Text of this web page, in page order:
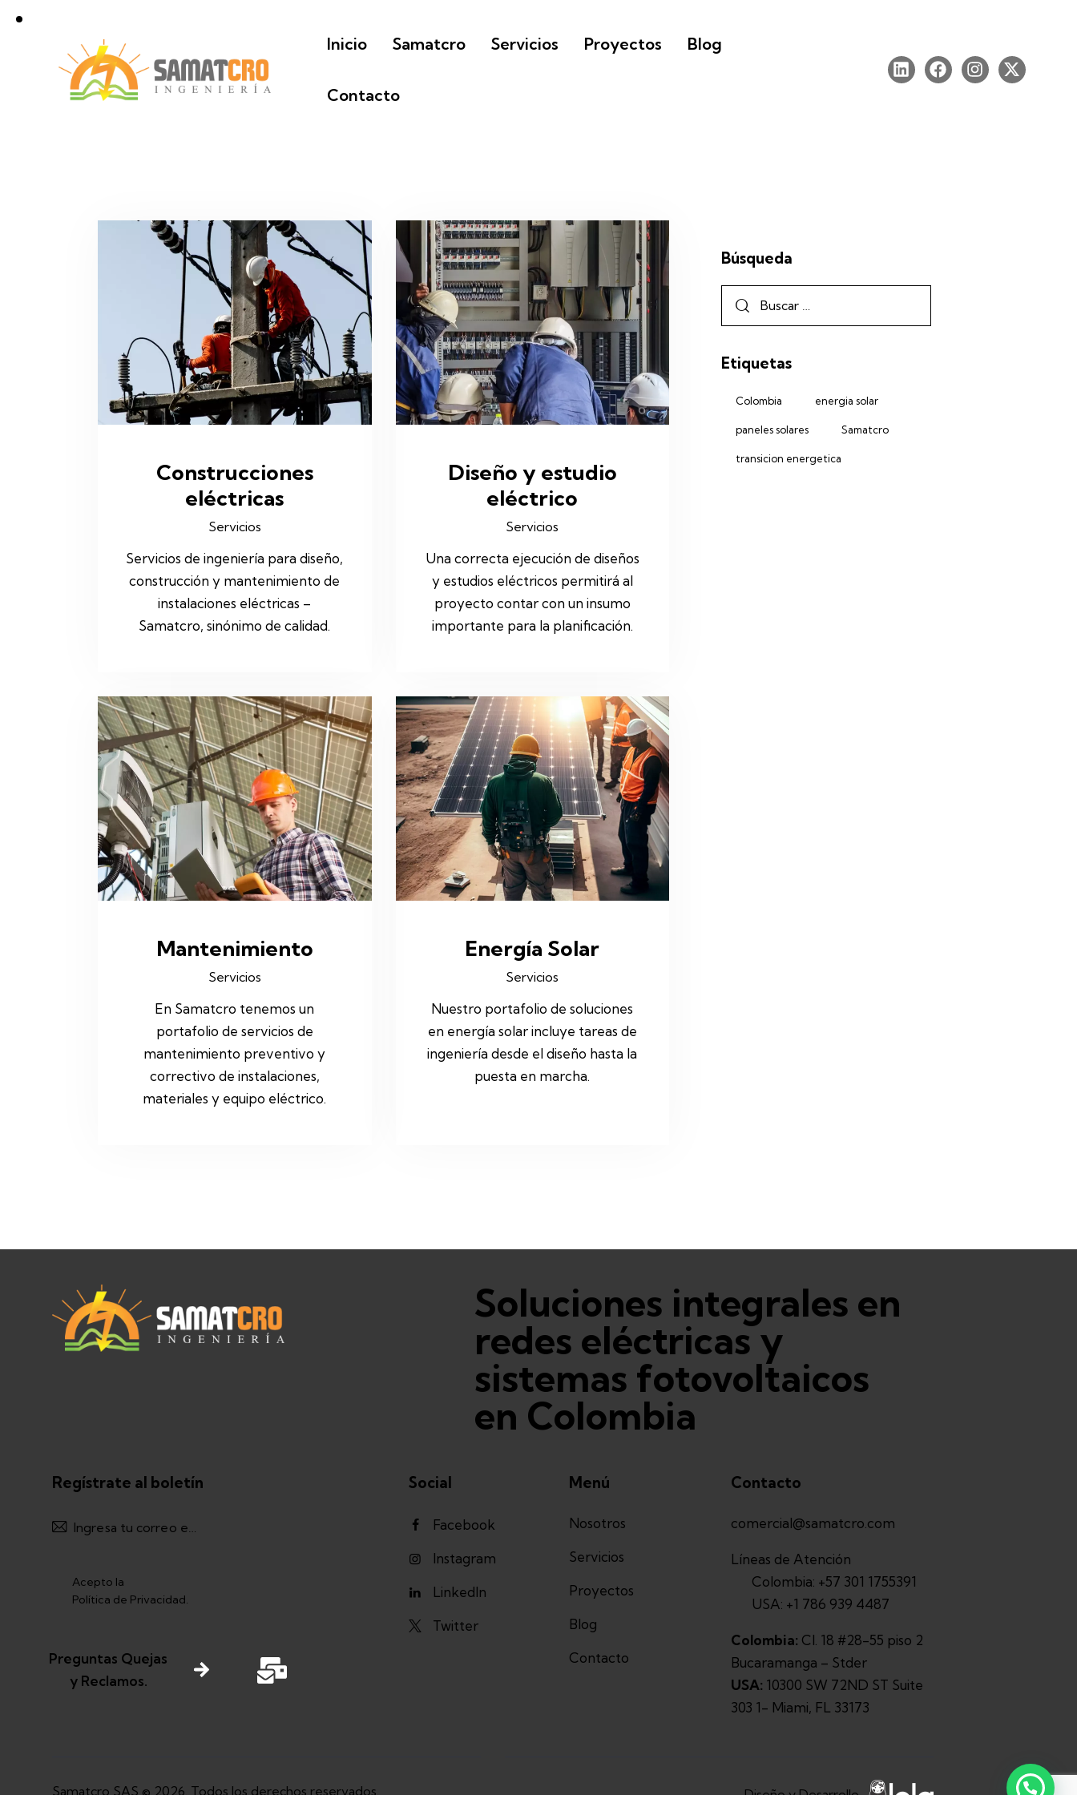
Inicio Samatcro Servicios Proyectos Blog
Contacto
Construcciones
eléctricas
Servicios
Servicios de ingeniería para diseño,
construcción y mantenimiento de
instalaciones eléctricas –
Samatcro, sinónimo de calidad.
Diseño y estudio
eléctrico
Servicios
Una correcta ejecución de diseños
y estudios eléctricos permitirá al
proyecto contar con un insumo
importante para la planificación.
Mantenimiento
Servicios
En Samatcro tenemos un
portafolio de servicios de
mantenimiento preventivo y
correctivo de instalaciones,
materiales y equipo eléctrico.
Energía Solar
Servicios
Nuestro portafolio de soluciones
en energía solar incluye tareas de
ingeniería desde el diseño hasta la
puesta en marcha.
Búsqueda
Etiquetas
Colombia energia solar
paneles solares Samatcro
transicion energetica
Soluciones integrales en
redes eléctricas y
sistemas fotovoltaicos
en Colombia
Regístrate al boletín
Acepto la
Política de Privacidad
Preguntas Quejas
y Reclamos.
Social
Facebook
Instagram
LinkedIn
Twitter
Menú
Nosotros
Servicios
Proyectos
Blog
Contacto
Contacto
comercial@samatcro.com
Líneas de Atención
Colombia: +57 301 1755391
USA: +1 786 939 4487
Colombia: Cl. 18 #28-55 piso 2
Bucaramanga – Stder
USA: 10300 SW 72ND ST Suite
303 1- Miami, FL 33173
Samatcro SAS © 2026. Todos los derechos reservados.